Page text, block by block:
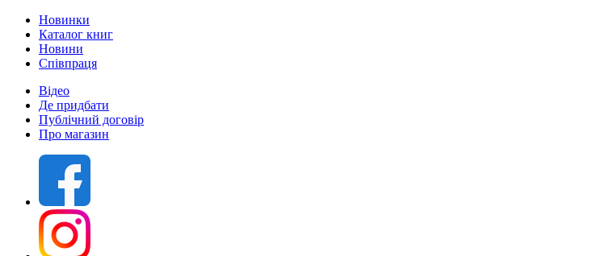
Новинки
Каталог книг
Новини
Співпраця
Відео
Де придбати
Публічний договір
Про магазин